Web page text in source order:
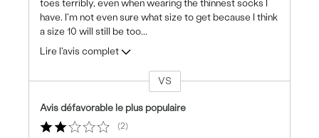
toes terribly, even when wearing the thinnest socks I
have. I'm not even sure what size to get because I think
a size 10 will still be too...
Lire l'avis complet
sur
VS
Avis défavorable le plus populaire
2